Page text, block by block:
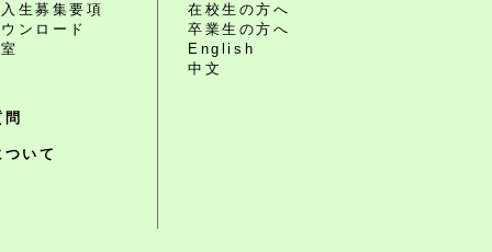
生募集要項
ンロード
いて
在校生の方へ
卒業生の方へ
English
中文